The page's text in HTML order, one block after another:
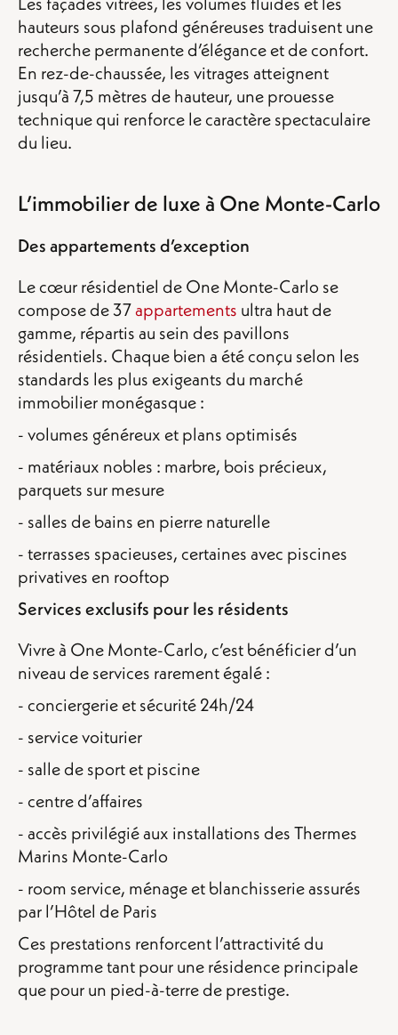
hauteurs sous plafond généreuses traduisent une
recherche permanente d’élégance et de confort.
En rez-de-chaussée, les vitrages atteignent
jusqu’à 7,5 mètres de hauteur, une prouesse
technique qui renforce le caractère spectaculaire
du lieu.
L’immobilier de luxe à One Monte-Carlo
Des appartements d’exception
Le cœur résidentiel de One Monte-Carlo se
compose de 37appartements ultra haut de
gamme, répartis au sein des pavillons
résidentiels. Chaque bien a été conçu selon les
standards les plus exigeants du marché
immobilier monégasque :
- volumes généreux et plans optimisés
- matériaux nobles : marbre, bois précieux,
parquets sur mesure
- salles de bains en pierre naturelle
- terrasses spacieuses, certaines avec piscines
privatives en rooftop
Services exclusifs pour les résidents
Vivre à One Monte-Carlo, c’est bénéficier d’un
niveau de services rarement égalé :
- conciergerie et sécurité 24h/24
- service voiturier
- salle de sport et piscine
- centre d’affaires
- accès privilégié aux installations des Thermes
Marins Monte-Carlo
- room service, ménage et blanchisserie assurés
par l’Hôtel de Paris
Ces prestations renforcent l’attractivité du
programme tant pour une résidence principale
que pour un pied-à-terre de prestige.